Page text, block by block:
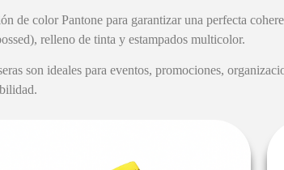
de color Pantone para garantizar una perfecta
relleno de tinta y estampados multicolor.
son ideales para eventos, promociones,